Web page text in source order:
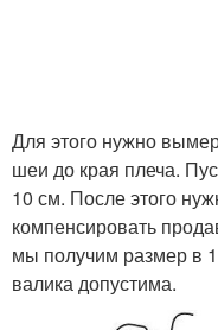
Подушка для шеи
Для этого нужно
шеи до края плеча.
10 см. После этого
компенсировать
мы получим размер в
валика допустима.